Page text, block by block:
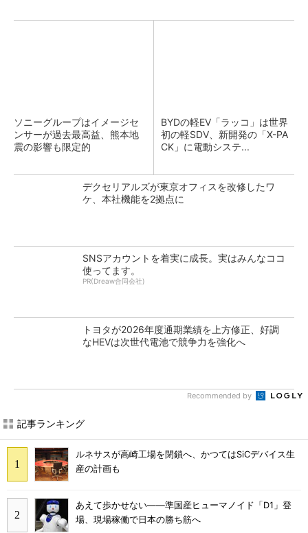
ソニーグループはイメージセ
ンサーが過去最高益、熊本地
震の影響も限定的
BYDの軽EV「ラッコ」は世界
初の軽SDV、新開発の「X-PA
CK」に電動システ...
デクセリアルズが東京オフィスを改修したワ
ケ、本社機能を2拠点に
SNSアカウントを着実に成長。実はみんなココ
使ってます。
PR(Dreaw合同会社)
トヨタが2026年度通期業績を上方修正、好調
なHEVは次世代電池で競争力を強化へ
Recommended by
記事ランキング
ルネサスが高崎工場を閉鎖へ、かつてはSiCデバイス生
産の計画も
あえて歩かせない――準国産ヒューマノイド「D1」登
場、現場稼働で日本の勝ち筋へ